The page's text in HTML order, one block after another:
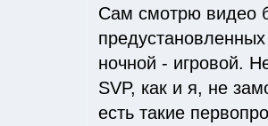
Сам смотрю видео
ночной - игровой.
SVP, как и я, не
есть такие